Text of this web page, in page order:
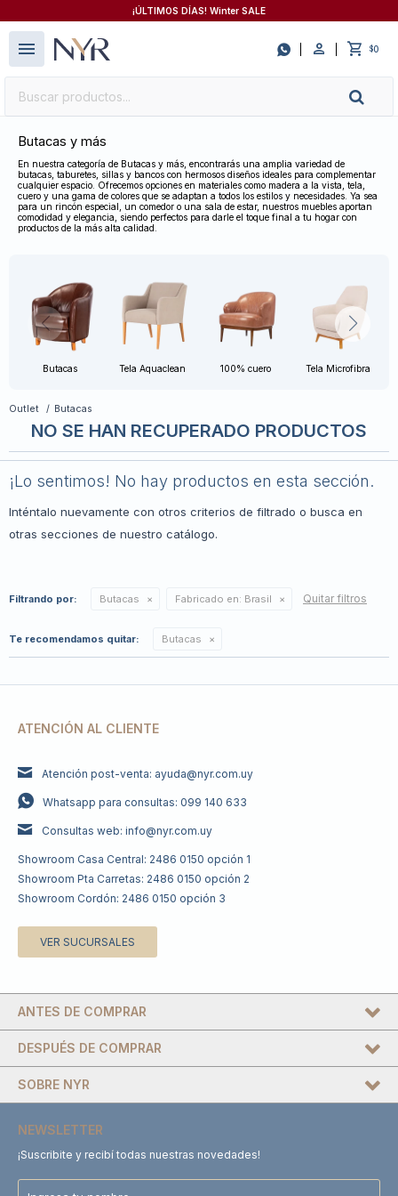
¡ÚLTIMOS DÍAS! Winter SALE
 $0
menu
Butacas y más
En nuestra categoría de Butacas y más, encontrarás una amplia variedad de
butacas, taburetes, sillas y bancos con hermosos diseños ideales para complementar
cualquier espacio. Ofrecemos opciones en materiales como madera a la vista, tela,
cuero y una gama de colores que se adaptan a todos los estilos y necesidades. Ya sea
para un rincón especial, un comedor o una sala de estar, nuestros muebles aportan
comodidad y elegancia, siendo perfectos para darle el toque final a tu hogar con
productos de la más alta calidad.
Butacas Tela Aquaclean 100% cuero Tela Microfibra
Outlet Butacas
NO SE HAN RECUPERADO PRODUCTOS
¡Lo sentimos! No hay productos en esta sección.
Inténtalo nuevamente con otros criterios de filtrado o busca en
otras secciones de nuestro catálogo.
Filtrando por: Butacas Fabricado en: Brasil Quitar filtros
Te recomendamos quitar: Butacas
ATENCIÓN AL CLIENTE
Atención post-venta: ayuda@nyr.com.uy
Whatsapp para consultas: 099 140 633
Consultas web: info@nyr.com.uy
Showroom Casa Central: 2486 0150 opción 1
Showroom Pta Carretas: 2486 0150 opción 2
Showroom Cordón: 2486 0150 opción 3
VER SUCURSALES
DESPUÉS DE COMPRAR
SOBRE NYR
ANTES DE COMPRAR
NEWSLETTER
¡Suscribite y recibí todas nuestras novedades!
close